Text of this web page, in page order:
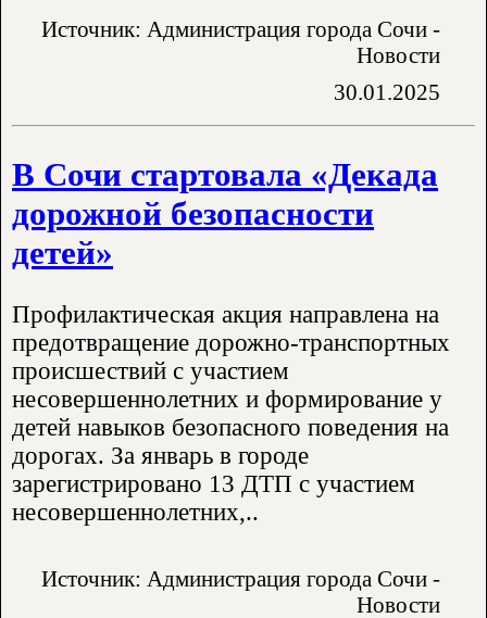
Источник: Администрация города Сочи -
Новости
30.01.2025
В Сочи стартовала «Декада
дорожной безопасности
детей»
Профилактическая акция направлена на
предотвращение дорожно-транспортных
происшествий с участием
несовершеннолетних и формирование у
детей навыков безопасного поведения на
дорогах. За январь в городе
зарегистрировано 13 ДТП с участием
несовершеннолетних,..
Источник: Администрация города Сочи -
Новости